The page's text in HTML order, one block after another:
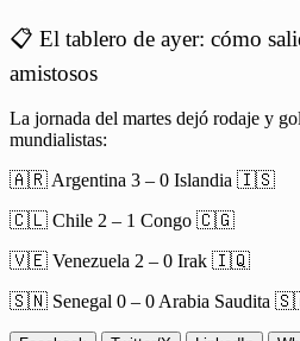
📋 El tablero de ayer: cómo
amistosos
La jornada del martes dejó rodaje y
mundialistas:
🇦🇷 Argentina 3 – 0 Islandia 🇮🇸
🇨🇱 Chile 2 – 1 Congo 🇨🇬
🇻🇪 Venezuela 2 – 0 Irak 🇮🇶
🇸🇳 Senegal 0 – 0 Arabia Saudita